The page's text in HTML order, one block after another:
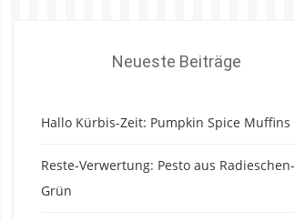
Neueste Beiträge
Hallo Kürbis-Zeit: Pumpkin Spice Muffins
Reste-Verwertung: Pesto aus Radieschen-
Grün